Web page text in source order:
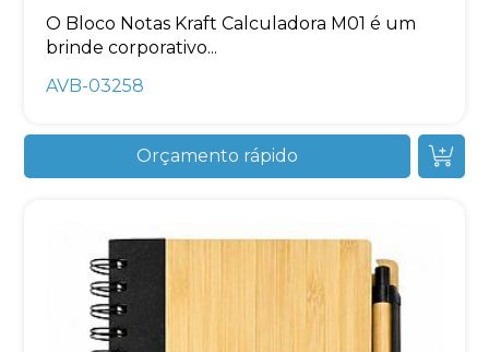
O Bloco Notas Kraft Calculadora M01 é um
brinde corporativo...
AVB-03258
Orçamento rápido